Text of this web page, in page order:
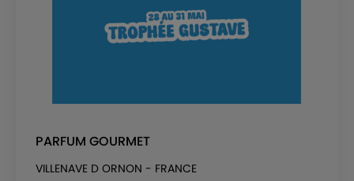
PARFUM GOURMET
VILLENAVE D ORNON - FRANCE